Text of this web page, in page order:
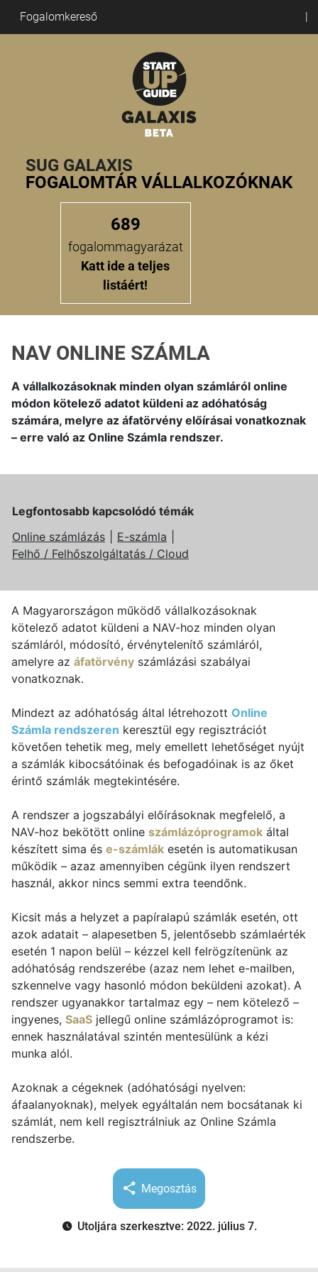
Fogalomkereső
SUG GALAXIS
FOGALOMTÁR VÁLLALKOZÓKNAK
689
fogalommagyarázat
Katt ide a teljes
listáért!
NAV ONLINE SZÁMLA
A vállalkozásoknak minden olyan számláról online
módon kötelező adatot küldeni az adóhatóság
számára, melyre az áfatörvény előírásai vonatkoznak
– erre való az Online Számla rendszer.
Legfontosabb kapcsolódó témák
Online számlázás
E-számla
Felhő / Felhőszolgáltatás / Cloud
A Magyarországon működő vállalkozásoknak
kötelező adatot küldeni a NAV-hoz minden olyan
számláról, módosító, érvénytelenítő számláról,
amelyre az áfatörvény számlázási szabályai
vonatkoznak.
Mindezt az adóhatóság által létrehozott Online
Számla rendszeren keresztül egy regisztrációt
követően tehetik meg, mely emellett lehetőséget nyújt
a számlák kibocsátóinak és befogadóinak is az őket
érintő számlák megtekintésére.
A rendszer a jogszabályi előírásoknak megfelelő, a
NAV-hoz bekötött online számlázóprogramok által
készített sima és e-számlák esetén is automatikusan
működik – azaz amennyiben cégünk ilyen rendszert
használ, akkor nincs semmi extra teendőnk.
Kicsit más a helyzet a papíralapú számlák esetén, ott
azok adatait – alapesetben 5, jelentősebb számlaérték
esetén 1 napon belül – kézzel kell felrögzítenünk az
adóhatóság rendszerébe (azaz nem lehet e-mailben,
szkennelve vagy hasonló módon beküldeni azokat). A
rendszer ugyanakkor tartalmaz egy – nem kötelező –
ingyenes, SaaS jellegű online számlázóprogramot is:
ennek használatával szintén mentesülünk a kézi
munka alól.
Azoknak a cégeknek (adóhatósági nyelven:
áfaalanyoknak), melyek egyáltalán nem bocsátanak ki
számlát, nem kell regisztrálniuk az Online Számla
rendszerbe.
Megosztás
Utoljára szerkesztve: 2022. július 7.